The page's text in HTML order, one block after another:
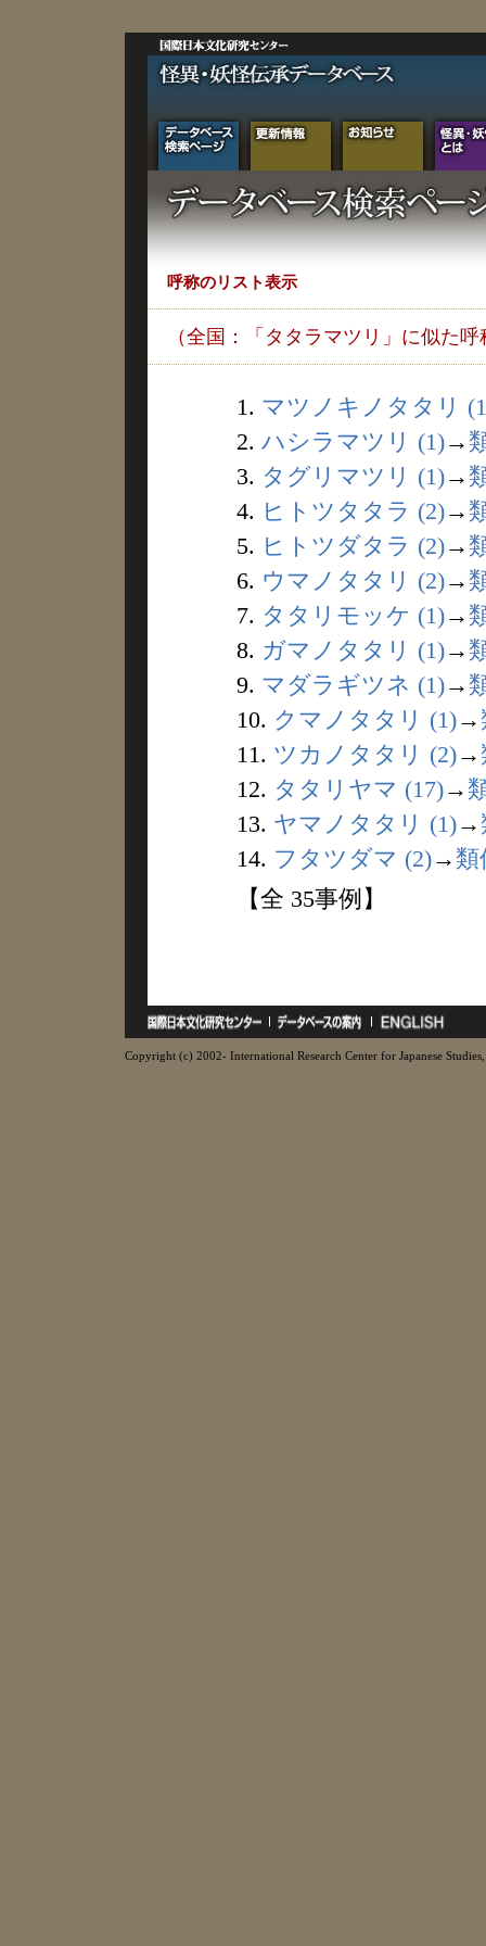
呼称のリスト表示
（全国：「タタラマツリ」に似た呼
1. マツノキノタタリ
2. ハシラマツリ (1)→
3. タグリマツリ (1)→
4. ヒトツタタラ (2)→
5. ヒトツダタラ (2)→
6. ウマノタタリ (2)→
7. タタリモッケ (1)→
8. ガマノタタリ (1)→
9. マダラギツネ (1)→
10. クマノタタリ (1)→
11. ツカノタタリ (2)→
12. タタリヤマ (17)→
13. ヤマノタタリ (1)→
14. フタツダマ (2)→ 類
【全 35事例】
Copyright (c) 2002- International Research Center for Japanese